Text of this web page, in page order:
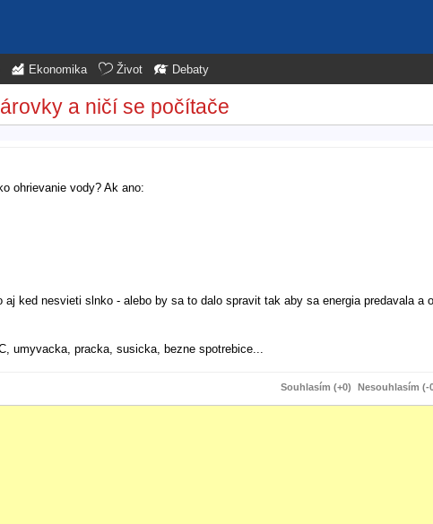
Ekonomika Život Debaty
a ničí se počítače
ohrievanie vody? Ak ano:
ked nesvieti slnko - alebo by sa to dalo spravit tak aby sa energia predavala a
umyvacka, pracka, susicka, bezne spotrebice...
presne cisla, len priblizne, kedze som pocul ze sa to zmenilo.
Souhlasím (+0) Nesouhlasím (-